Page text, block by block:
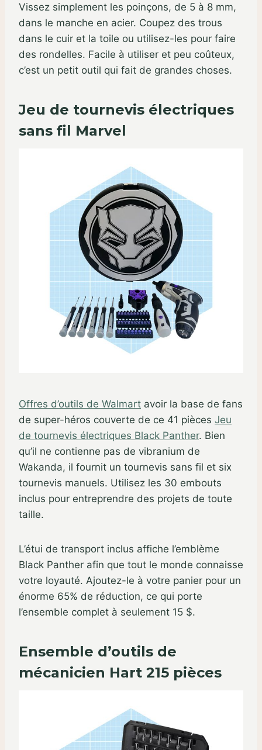
Vissez simplement les poinçons, de 5 à 8 mm,
dans le manche en acier. Coupez des trous
dans le cuir et la toile ou utilisez-les pour faire
des rondelles. Facile à utiliser et peu coûteux,
c’est un petit outil qui fait de grandes choses.
Jeu de tournevis électriques
sans fil Marvel
Offres d’outils de Walmart avoir la base de fans
de super-héros couverte de ce 41 pièces Jeu
de tournevis électriques Black Panther. Bien
qu’il ne contienne pas de vibranium de
Wakanda, il fournit un tournevis sans fil et six
tournevis manuels. Utilisez les 30 embouts
inclus pour entreprendre des projets de toute
taille.
L’étui de transport inclus affiche l’emblème
Black Panther afin que tout le monde connaisse
votre loyauté. Ajoutez-le à votre panier pour un
énorme 65% de réduction, ce qui porte
l’ensemble complet à seulement 15 $.
Ensemble d’outils de
mécanicien Hart 215 pièces